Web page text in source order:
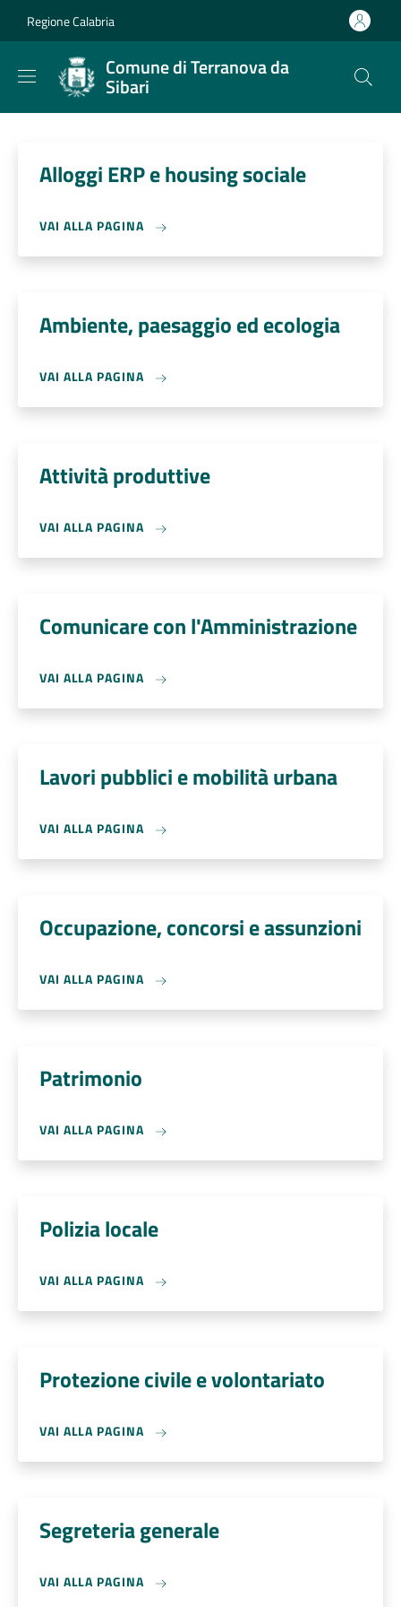
Regione Calabria
Comune di Terranova da
Sibari
Alloggi ERP e housing sociale
VAI ALLA PAGINA
Ambiente, paesaggio ed ecologia
VAI ALLA PAGINA
Attività produttive
VAI ALLA PAGINA
Comunicare con l'Amministrazione
VAI ALLA PAGINA
Lavori pubblici e mobilità urbana
VAI ALLA PAGINA
Occupazione, concorsi e assunzioni
VAI ALLA PAGINA
Patrimonio
VAI ALLA PAGINA
Polizia locale
VAI ALLA PAGINA
Protezione civile e volontariato
VAI ALLA PAGINA
Segreteria generale
VAI ALLA PAGINA